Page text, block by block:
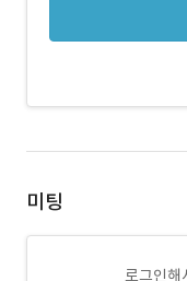
미팅
로그인해